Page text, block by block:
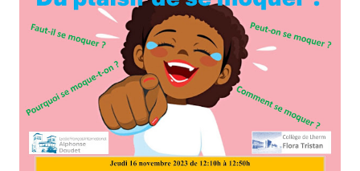
Marie-Aude Baronian, docteur en philosophie Tout se
passe, en effet, comme si la mode tenait son équilibre d’une
mise en tension permanente d’incessantes polarités
contraires : conformisme/distinction ; collectif/individuel ;
contrainte/libération ; éphémère/récurrent ;
contemporain/à contre-temps ; laid/beau ; apparence/
être, etc. Brouillage des frontières, trans...